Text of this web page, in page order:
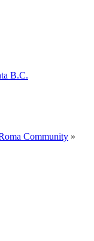
B.C.
Community »